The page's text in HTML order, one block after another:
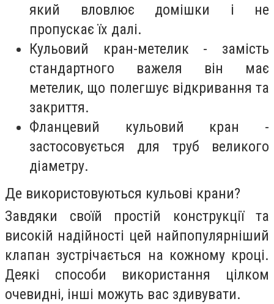
який вловлює домішки і не
пропускає їх далі.
Кульовий кран-метелик - замість
стандартного важеля він має
метелик, що полегшує відкривання та
закриття.
Фланцевий кульовий кран -
застосовується для труб великого
діаметру.
Де використовуються кульові крани?
Завдяки своїй простій конструкції та
високій надійності цей найпопулярніший
клапан зустрічається на кожному кроці.
Деякі способи використання цілком
очевидні, інші можуть вас здивувати.